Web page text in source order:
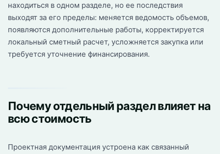
находиться в одном разделе, но ее последствия
выходят за его пределы: меняется ведомость объемов,
появляются дополнительные работы, корректируется
локальный сметный расчет, усложняется закупка или
требуется уточнение финансирования.
Почему отдельный раздел влияет на
всю стоимость
Проектная документация устроена как связанный